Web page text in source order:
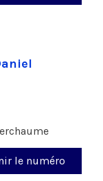
le numéro